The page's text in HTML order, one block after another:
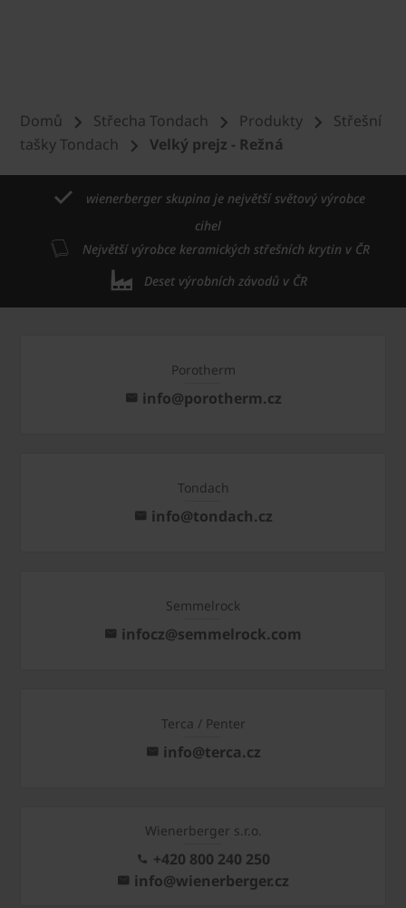
Domů Střecha Tondach Produkty
Střešní
tašky Tondach
Velký prejz - Režná
wienerberger skupina je největší světový výrobce
cihel
Největší výrobce keramických střešních krytin v ČR
Deset výrobních závodů v ČR
Porotherm
info@porotherm.cz
Tondach
info@tondach.cz
Semmelrock
infocz@semmelrock.com
Terca / Penter
info@terca.cz
Wienerberger s.r.o.
+420 800 240 250
info@wienerberger.cz